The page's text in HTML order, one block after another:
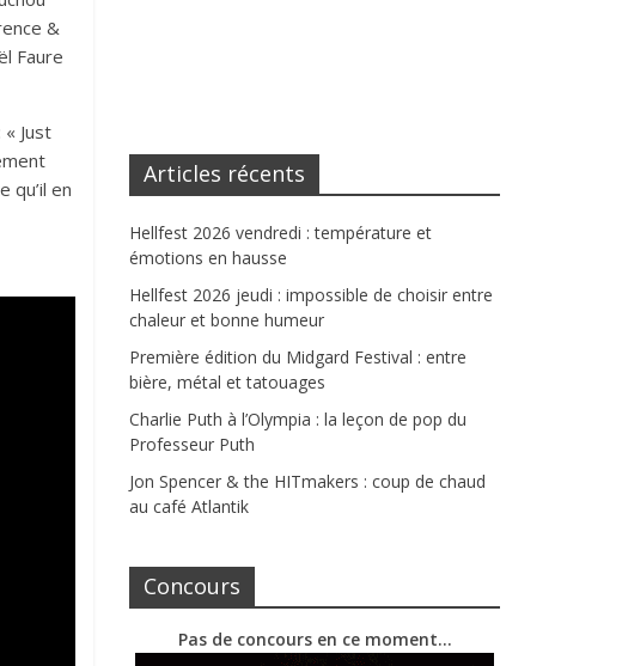
&
Faure
Just
qu’il en
Articles récents
Hellfest 2026 vendredi : température et
émotions en hausse
Hellfest 2026 jeudi : impossible de choisir entre
chaleur et bonne humeur
Première édition du Midgard Festival : entre
bière, métal et tatouages
Charlie Puth à l’Olympia : la leçon de pop du
Professeur Puth
Jon Spencer & the HITmakers : coup de chaud
au café Atlantik
Concours
Pas de concours en ce moment…